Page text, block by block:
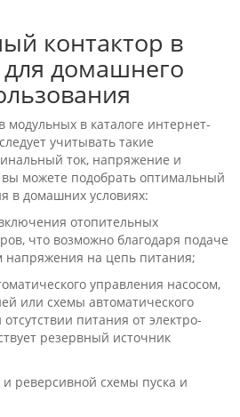
контактор в
домашнего
модульных в каталоге интернет-
учитывать такие
ток, напряжение и
можете подобрать оптимальный
в домашних условиях:
отопительных
что возможно благодаря подаче
напряжения на цепь питания;
управления насосом,
или схемы автоматического
питания от электро-
резервный источник
реверсивной схемы пуска и